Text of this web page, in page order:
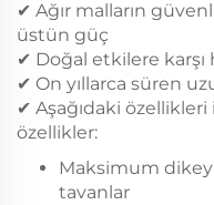
✔ Ağır malların
üstün güç
✔ Doğal etkilere
✔ On yıllarca süren
✔ Aşağıdaki
özellikler:
Maksimum
tavanlar